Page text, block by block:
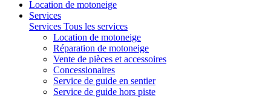
Location de motoneige
Services
Services Tous les services
Location de motoneige
Réparation de motoneige
Vente de pièces et accessoires
Concessionaires
Service de guide en sentier
Service de guide hors piste